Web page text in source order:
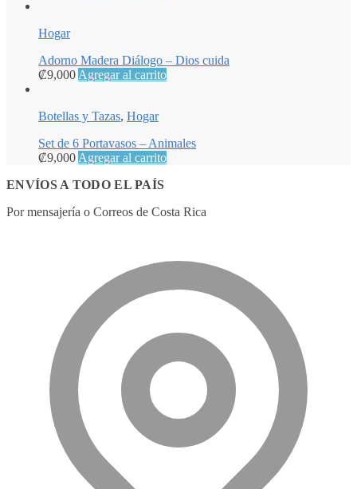
Hogar
Adorno Madera Diálogo – Dios cuida
₡9,000 Agregar al carrito
Botellas y Tazas, Hogar
Set de 6 Portavasos – Animales
₡9,000 Agregar al carrito
ENVÍOS A TODO EL PAÍS
Por mensajería o Correos de Costa Rica